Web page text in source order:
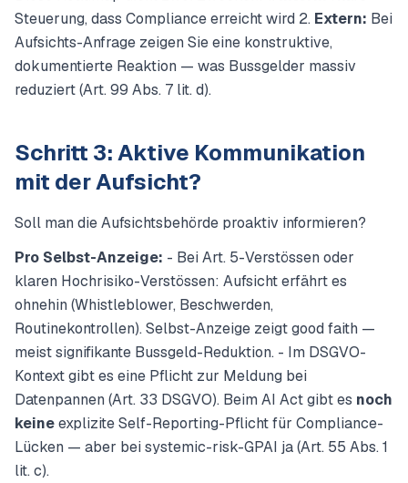
Steuerung, dass Compliance erreicht wird 2. Extern: Bei
Aufsichts-Anfrage zeigen Sie eine konstruktive,
dokumentierte Reaktion — was Bussgelder massiv
reduziert (Art. 99 Abs. 7 lit. d).
Schritt 3: Aktive Kommunikation
mit der Aufsicht?
Soll man die Aufsichtsbehörde proaktiv informieren?
Pro Selbst-Anzeige: - Bei Art. 5-Verstössen oder
klaren Hochrisiko-Verstössen: Aufsicht erfährt es
ohnehin (Whistleblower, Beschwerden,
Routinekontrollen). Selbst-Anzeige zeigt good faith —
meist signifikante Bussgeld-Reduktion. - Im DSGVO-
Kontext gibt es eine Pflicht zur Meldung bei
Datenpannen (Art. 33 DSGVO). Beim AI Act gibt es noch
keineexplizite Self-Reporting-Pflicht für Compliance-
Lücken — aber bei systemic-risk-GPAI ja (Art. 55 Abs. 1
lit. c).